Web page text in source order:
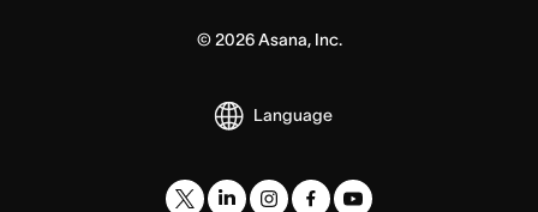
© 2026Asana, Inc.
Language